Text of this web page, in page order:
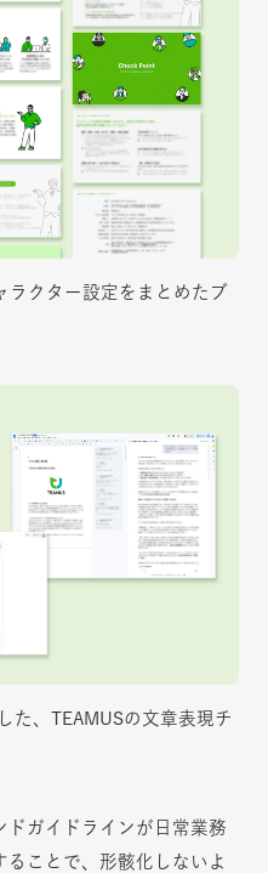
ラクター設定をまとめたブ
た、TEAMUSの文章表現チ
ドガイドラインが日常業務
ことで、形骸化しないよ